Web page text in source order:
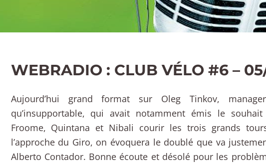
WEBRADIO : CLUB VÉLO #6 –
Aujourd’hui grand format sur Oleg Tinkov,
qu’insupportable, qui avait notamment émis le
Froome, Quintana et Nibali courir les trois grands
l’approche du Giro, on évoquera le doublé que va
Alberto Contador. Bonne écoute et désolé pour les